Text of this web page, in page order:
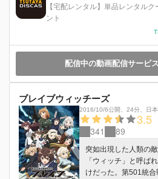
【宅配レンタル】単品レンタル
ント
配信中の動画配信サービ
ブレイブウィッチーズ
2016/10/6公開 24分 日本
3.5
341 89
突如出現した人類の
「ウィッチ」と呼ば
けだった。第501統